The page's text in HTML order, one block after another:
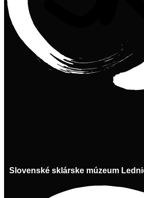
Slovenské sklárske múzeum